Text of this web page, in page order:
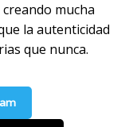
mucha
la autenticidad
que nunca.